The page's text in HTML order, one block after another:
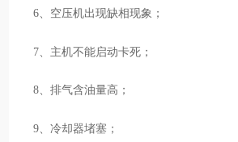
6、空压机出现缺相现象；
7、主机不能启动卡死；
8、排气含油量高；
9、冷却器堵塞；